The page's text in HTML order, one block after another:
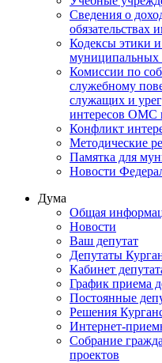
Сведения о
обязательствах
Кодексы этики
муниципальных
Комиссии по
служебному
служащих и
интересов ОМС
Конфликт
Методические
Памятка для
Новости
Дума
Общая
Новости
Ваш депутат
Депутаты
Кабинет
График приема
Постоянные
Решения
Интернет-
Собрание
проектов